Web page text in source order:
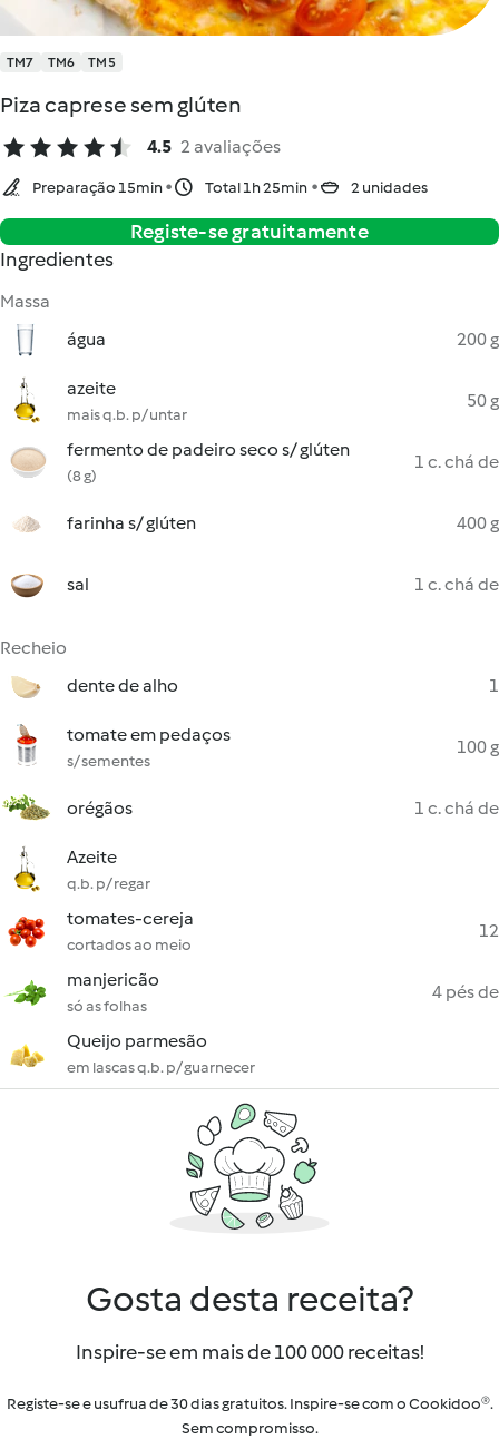
TM7 TM6 TM5
Piza caprese sem glúten
4.5 2 avaliações
Preparação 15min Total 1h 25min 2 unidades
Registe-se gratuitamente
Ingredientes
Massa
água
200 g
azeite
mais q.b. p/ untar
50 g
fermento de padeiro seco s/ glúten
(8 g)
1 c. chá de
farinha s/ glúten 400 g
sal 1 c. chá de
Recheio
dente de alho
1
tomate em pedaços
s/ sementes
100 g
orégãos 1 c. chá de
Azeite
q.b. p/ regar
tomates-cereja
cortados ao meio
12
manjericão
só as folhas
4 pés de
Queijo parmesão
em lascas q.b. p/ guarnecer
Gosta desta receita?
Inspire-se em mais de 100 000 receitas!
Registe-se e usufrua de 30 dias gratuitos. Inspire-se com o Cookidoo®.
Sem compromisso.